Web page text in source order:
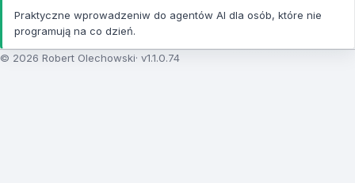
Praktyczne wprowadzeniw do agentów AI dla osób, które nie
programują na co dzień.
© 2026 Robert Olechowski v1.1.0.74